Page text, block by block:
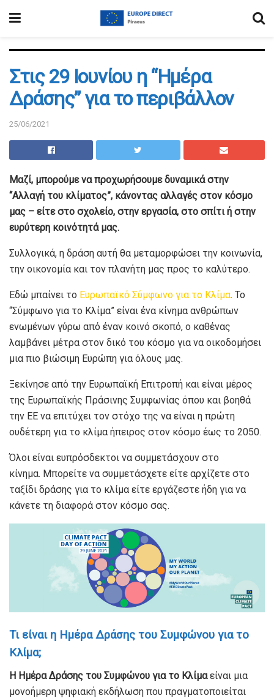
Στις 29 Ιουνίου η “Ημέρα
Δράσης” για το περιβάλλον
25/06/2021
Μαζί, μπορούμε να προχωρήσουμε δυναμικά στην
“Αλλαγή του κλίματος”, κάνοντας αλλαγές στον κόσμο
μας – είτε στο σχολείο, στην εργασία, στο σπίτι ή στην
ευρύτερη κοινότητά μας.
Συλλογικά, η δράση αυτή θα μεταμορφώσει την κοινωνία,
την οικονομία και τον πλανήτη μας προς το καλύτερο.
Εδώ μπαίνει το Ευρωπαϊκό Σύμφωνο για το Κλίμα. Το
“Σύμφωνο για το Κλίμα” είναι ένα κίνημα ανθρώπων
ενωμένων γύρω από έναν κοινό σκοπό, ο καθένας
λαμβάνει μέτρα στον δικό του κόσμο για να οικοδομήσει
μια πιο βιώσιμη Ευρώπη για όλους μας.
Ξεκίνησε από την Ευρωπαϊκή Επιτροπή και είναι μέρος
της Ευρωπαϊκής Πράσινης Συμφωνίας όπου και βοηθά
την ΕΕ να επιτύχει τον στόχο της να είναι η πρώτη
ουδέτερη για το κλίμα ήπειρος στον κόσμο έως το 2050.
Όλοι είναι ευπρόσδεκτοι να συμμετάσχουν στο
κίνημα. Μπορείτε να συμμετάσχετε είτε αρχίζετε στο
ταξίδι δράσης για το κλίμα είτε εργάζεστε ήδη για να
κάνετε τη διαφορά στον κόσμο σας.
Τι είναι η Ημέρα Δράσης του Συμφώνου για το
Κλίμα;
Η Ημέρα Δράσης του Συμφώνου για το Κλίμαείναι μια
μονοήμερη ψηφιακή εκδήλωση που πραγματοποιείται